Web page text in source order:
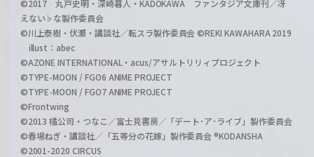
©2017 丸戸史明・深崎暮人・KADOKAWA ファンタジア文庫刊／冴
えない♭な製作委員会
©川上泰樹・伏瀬・講談社／転スラ製作委員会 ©REKI KAWAHARA 2019
illust：abec
©AZONE INTERNATIONAL・acus/アサルトリリィプロジェクト
©TYPE-MOON / FGO6 ANIME PROJECT
©TYPE-MOON / FGO7 ANIME PROJECT
©Frontwing
©2013 橘公司・つなこ／富士見書房／「デート･ア･ライブ」製作委員会
©春場ねぎ・講談社／「五等分の花嫁」製作委員会 ®KODANSHA
©2001-2020 CIRCUS